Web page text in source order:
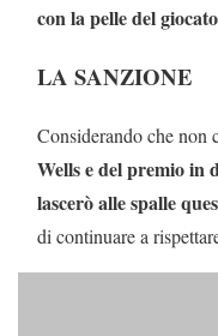
con la pelle del
LA SANZIONE
Considerando che non
Wells e del premio in
lascerò alle spalle
di continuare a